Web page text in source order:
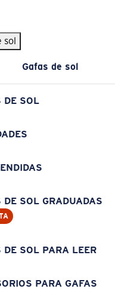
sol
Gafas de sol
DE SOL
DE SOL GRADUADAS
DE SOL PARA LEER
PARA GAFAS
Exclusivo